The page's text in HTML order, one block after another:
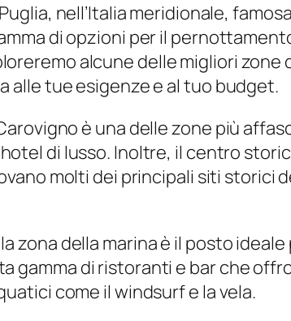
nell’Italia meridionale,
di opzioni per il
alcune delle migliori zone
alle tue esigenze e al tuo budget.
è una delle zone più
di lusso. Inoltre, il centro
molti dei principali siti storici
zona della marina è il posto
gamma di ristoranti e bar che
come il windsurf e la vela.